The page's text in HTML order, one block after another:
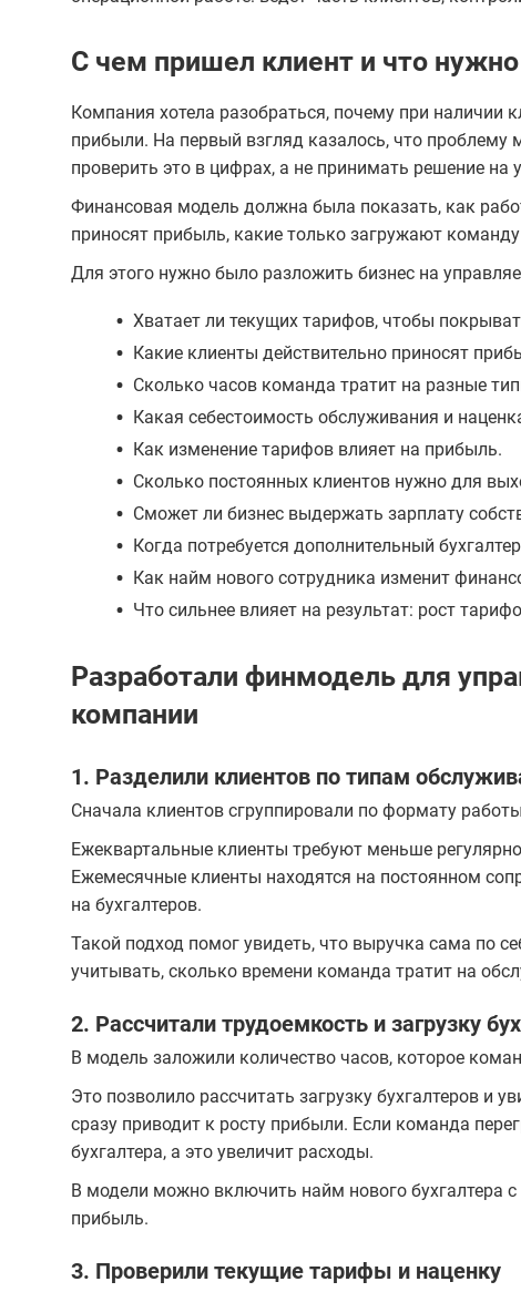
С чем пришел клиент и что
Компания хотела разобраться, почему при наличии
прибыли. На первый взгляд казалось, что
проверить это в цифрах, а не принимать решение на
Финансовая модель должна была показать, как
приносят прибыль, какие только загружают
Для этого нужно было разложить бизнес на
• Хватает ли текущих тарифов, чтобы
• Какие клиенты действительно приносят
• Сколько часов команда тратит на разные
• Какая себестоимость обслуживания и
• Как изменение тарифов влияет на прибыль.
• Сколько постоянных клиентов нужно для
• Сможет ли бизнес выдержать зарплату
• Когда потребуется дополнительный
• Как найм нового сотрудника изменит
• Что сильнее влияет на результат: рост
Разработали финмодель для
компании
1. Разделили клиентов по типам
Сначала клиентов сгруппировали по формату
Ежеквартальные клиенты требуют меньше
Ежемесячные клиенты находятся на постоянном
на бухгалтеров.
Такой подход помог увидеть, что выручка сама по
учитывать, сколько времени команда тратит на
2. Рассчитали трудоемкость и загрузку
В модель заложили количество часов, которое
Это позволило рассчитать загрузку бухгалтеров и
сразу приводит к росту прибыли. Если команда
бухгалтера, а это увеличит расходы.
В модели можно включить найм нового бухгалтера
прибыль.
3. Проверили текущие тарифы и наценку